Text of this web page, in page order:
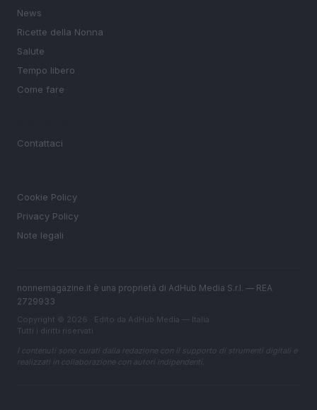
News
Ricette della Nonna
Salute
Tempo libero
Come fare
Contattaci
Cookie Policy
Privacy Policy
Note legali
nonnemagazine.it è una proprietà di AdHub Media S.r.l. — REA
2729933
Copyright © 2026 · Edito da AdHub Media — Italia
Tutti i diritti riservati
I contenuti sono curati dalla redazione con il supporto di strumenti digitali e
realizzati in collaborazione con autori indipendenti.